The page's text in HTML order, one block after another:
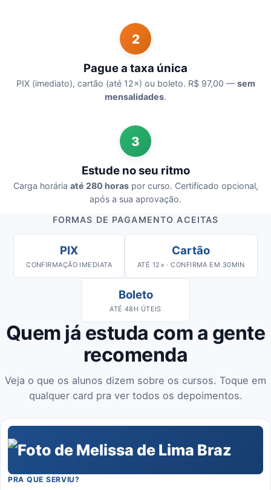
2
Pague a taxa única
PIX (imediato), cartão (até 12×) ou boleto. R$ 97,00 —sem
mensalidades.
3
Estude no seu ritmo
Carga horária até 280 horaspor curso. Certificado opcional,
após a sua aprovação.
FORMAS DE PAGAMENTO ACEITAS
PIX
CONFIRMAÇÃO IMEDIATA
Cartão
ATÉ 12× · CONFIRMA EM 30MIN
Boleto
ATÉ 48H ÚTEIS
Quem já estuda com a gente
recomenda
Veja o que os alunos dizem sobre os cursos. Toque em
qualquer card pra ver todos os depoimentos.
PRA QUE SERVIU?